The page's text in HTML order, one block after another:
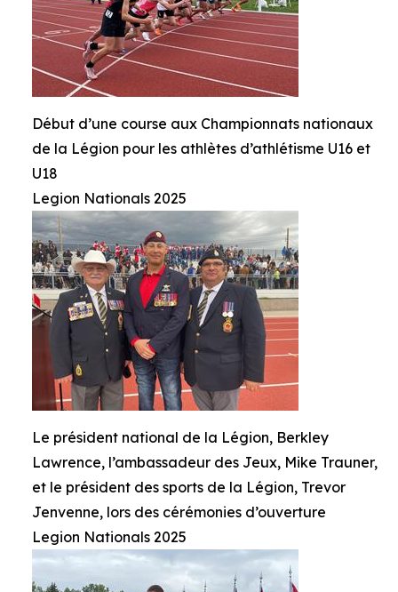
Début d’une course aux Championnats nationaux
de la Légion pour les athlètes d’athlétisme U16 et
U18
Legion Nationals 2025
Le président national de la Légion, Berkley
Lawrence, l’ambassadeur des Jeux, Mike Trauner,
et le président des sports de la Légion, Trevor
Jenvenne, lors des cérémonies d’ouverture
Legion Nationals 2025